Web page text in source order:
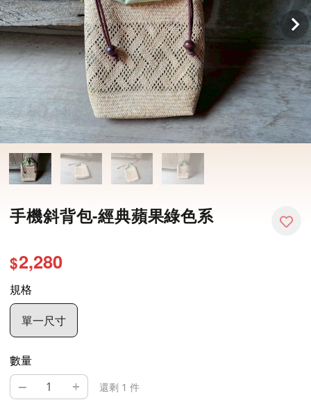
手機斜背包-經典蘋果綠色系
$2,280
規格
單一尺寸
數量
– + 還剩 1 件